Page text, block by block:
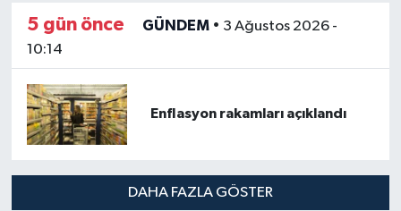
5 gün önce GÜNDEM• 3 Ağustos 2026 -
10:14
Enflasyon rakamları açıklandı
DAHA FAZLA GÖSTER